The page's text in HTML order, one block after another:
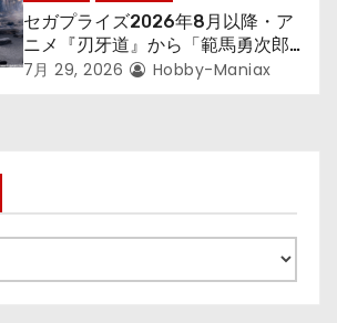
セガプライズ2026年8月以降・ア
ニメ『刃牙道』から「範馬勇次郎」
が登場ッッ!!
7月 29, 2026 Hobby-Maniax